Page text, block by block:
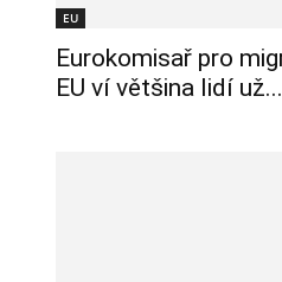
EU
Eurokomisař pro
EU ví většina lidí už...